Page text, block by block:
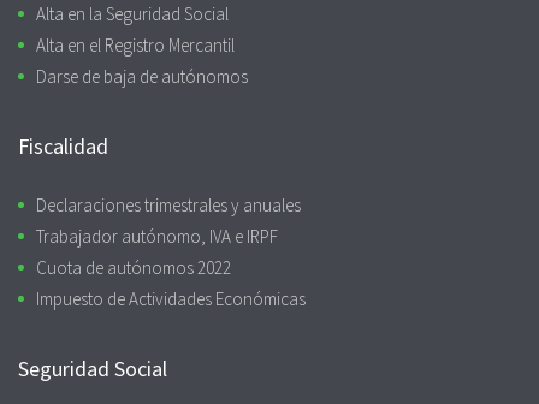
Alta en la Seguridad Social
Alta en el Registro Mercantil
Darse de baja de autónomos
Fiscalidad
Declaraciones trimestrales y anuales
Trabajador autónomo, IVA e IRPF
Cuota de autónomos 2022
Impuesto de Actividades Económicas
Seguridad Social